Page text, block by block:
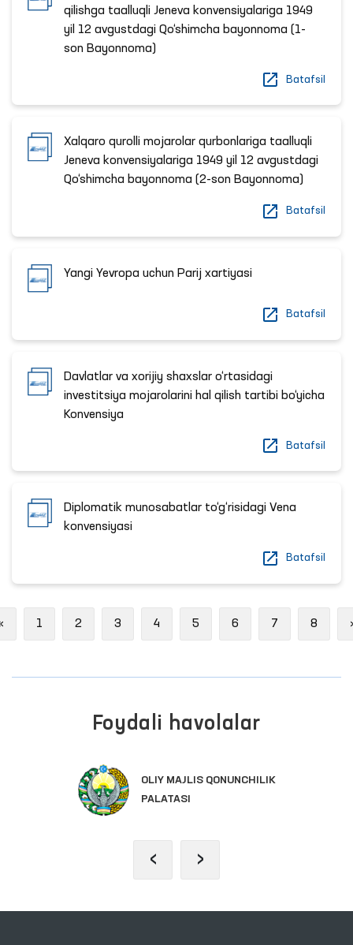
qilishga taalluqli Jeneva konvensiyalariga 1949
yil 12 avgustdagi Qo‘shimcha bayonnoma (1-
son Bayonnoma)
Batafsil
Xalqaro qurolli mojarolar qurbonlariga taalluqli
Jeneva konvensiyalariga 1949 yil 12 avgustdagi
Qo‘shimcha bayonnoma (2-son Bayonnoma)
Batafsil
Yangi Yevropa uchun Parij xartiyasi
Batafsil
Davlatlar va xorijiy shaxslar o‘rtasidagi
investitsiya mojarolarini hal qilish tartibi bo‘yicha
Konvensiya
Batafsil
Diplomatik munosabatlar to‘g‘risidagi Vena
konvensiyasi
Batafsil
Previous
1 2 3 4 5 6 7 8
Foydali havolalar
OLIY MAJLIS QONUNCHILIK
PALATASI
‹ ›